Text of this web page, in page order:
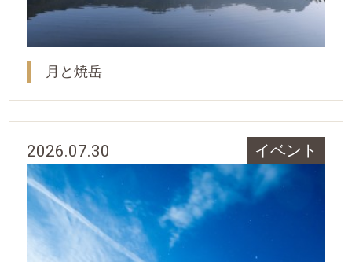
月と焼岳
2026.07.30 イベント